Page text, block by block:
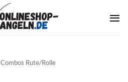
Combos Rute/Rolle